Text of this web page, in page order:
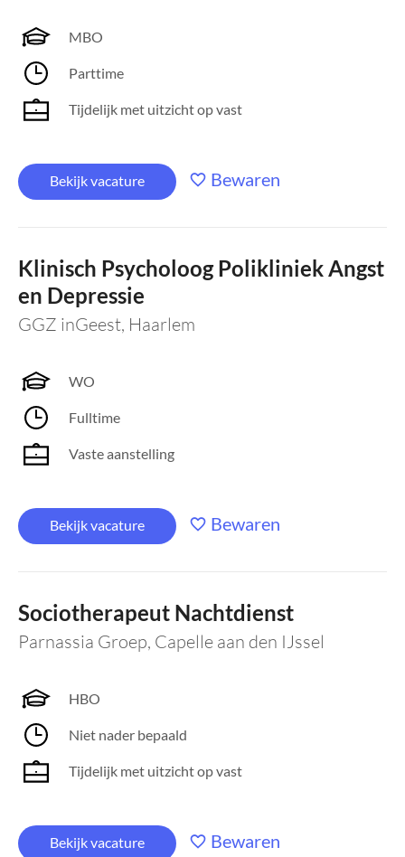
MBO
Parttime
Tijdelijk met uitzicht op vast
Bekijk vacature Bewaren
Klinisch Psycholoog Polikliniek Angst
en Depressie
GGZ inGeest, Haarlem
WO
Fulltime
Vaste aanstelling
Bekijk vacature Bewaren
Sociotherapeut Nachtdienst
Parnassia Groep, Capelle aan den IJssel
HBO
Niet nader bepaald
Tijdelijk met uitzicht op vast
Bekijk vacature Bewaren